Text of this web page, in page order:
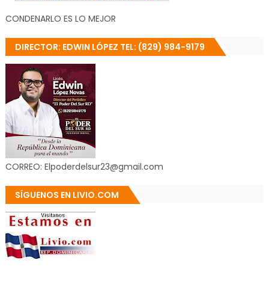
CONDENARLO ES LO MEJOR
DIRECTOR: EDWIN LÓPEZ TEL: (829) 984-9179
CORREO: Elpoderdelsur23@gmail.com
SÍGUENOS EN LIVIO.COM